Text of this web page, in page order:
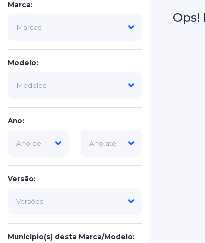
Marca:
Modelo:
Ano:
Versão:
Município(s) desta Marca/Modelo:
Ops!